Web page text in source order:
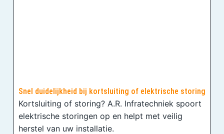
Snel duidelijkheid bij kortsluiting of elektrische storing
Kortsluiting of storing? A.R. Infratechniek spoort
elektrische storingen op en helpt met veilig
herstel van uw installatie.